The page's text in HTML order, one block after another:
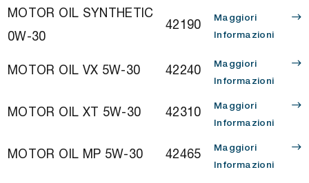
MOTOR OIL SYNTHETIC
0W-30
42190
Maggiori
Informazioni
MOTOR OIL VX 5W-30 42240
Maggiori
Informazioni
MOTOR OIL XT 5W-30 42310
Maggiori
Informazioni
MOTOR OIL MP 5W-30 42465
Maggiori
Informazioni